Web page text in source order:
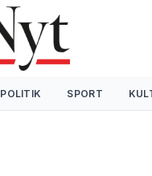
POLITIK SPORT